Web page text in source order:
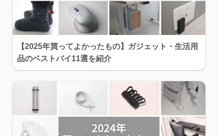
【2025年買ってよかったもの】ガジェット・生活用
品のベストバイ11選を紹介